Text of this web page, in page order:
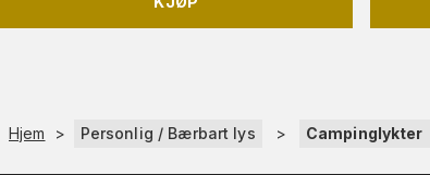
Hjem > Personlig / Bærbart lys > Campinglykter